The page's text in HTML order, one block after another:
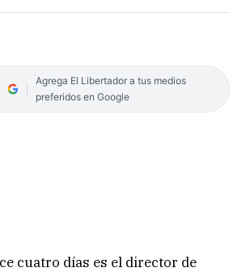
Agrega El Libertador a tus medios
preferidos en Google
cuatro días es el director de